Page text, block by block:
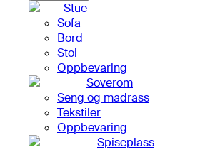
Stue
Sofa
Bord
Stol
Oppbevaring
Soverom
Seng og madrass
Tekstiler
Oppbevaring
Spiseplass